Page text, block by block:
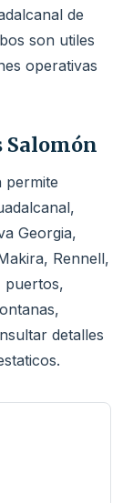
de
son utiles
operativas
Salomón
permite
Georgia,
Rennell,
puertos,
detalles